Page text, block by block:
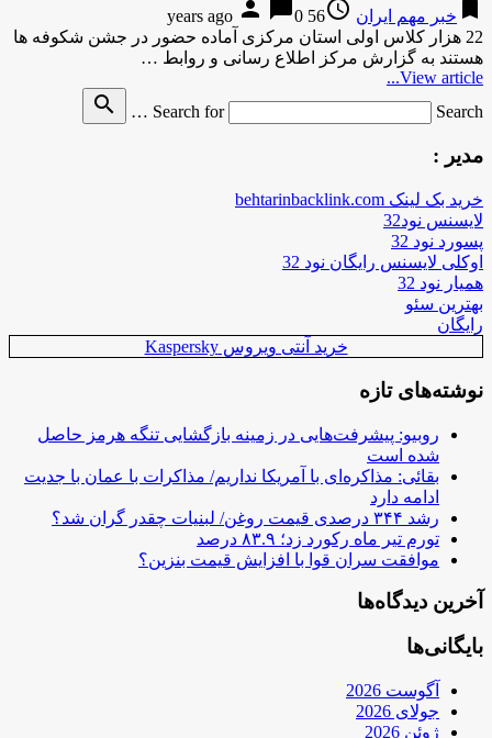
bookmark خبر مهم ایران access_time
56 years ago
person chat_bubble0
22 هزار کلاس اولی استان مرکزی آماده حضور در جشن شکوفه ها
هستند به گزارش مركز اطلاع رسانی و روابط …
View article...
Search for
Search …
search
مدیر :
خرید بک لینک behtarinbacklink.com
لایسنس نود32
پسورد نود 32
اوکلی لایسنس رایگان نود 32
همیار نود 32
بهترین سئو
رایگان
خرید آنتی ویروس Kaspersky
نوشته‌های تازه
روبیو: پیشرفت‌هایی در زمینه بازگشایی تنگه هرمز حاصل
شده است
بقائی: مذاکره‌ای با آمریکا نداریم/ مذاکرات با عمان با جدیت
ادامه دارد
رشد ۳۴۴ درصدی قیمت روغن/ لبنیات چقدر گران شد؟
تورم تیر ماه رکورد زد؛ ۸۳.۹ درصد
موافقت سران قوا با افزایش قیمت بنزین؟
آخرین دیدگاه‌ها
بایگانی‌ها
آگوست 2026
جولای 2026
ژوئن 2026